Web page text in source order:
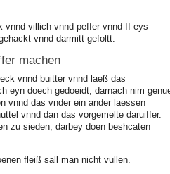
vnnd villich vnnd peffer vnnd II eys
vnnd darmitt gefoltt.
machen
vnnd buitter vnnd laeß das
eyn doech gedoeidt, darnach nim
vnnd das vnder ein ander laessen
vnnd dan das vorgemelte daruiffer.
zu sieden, darbey doen beshcaten
fleiß sall man nicht vullen.